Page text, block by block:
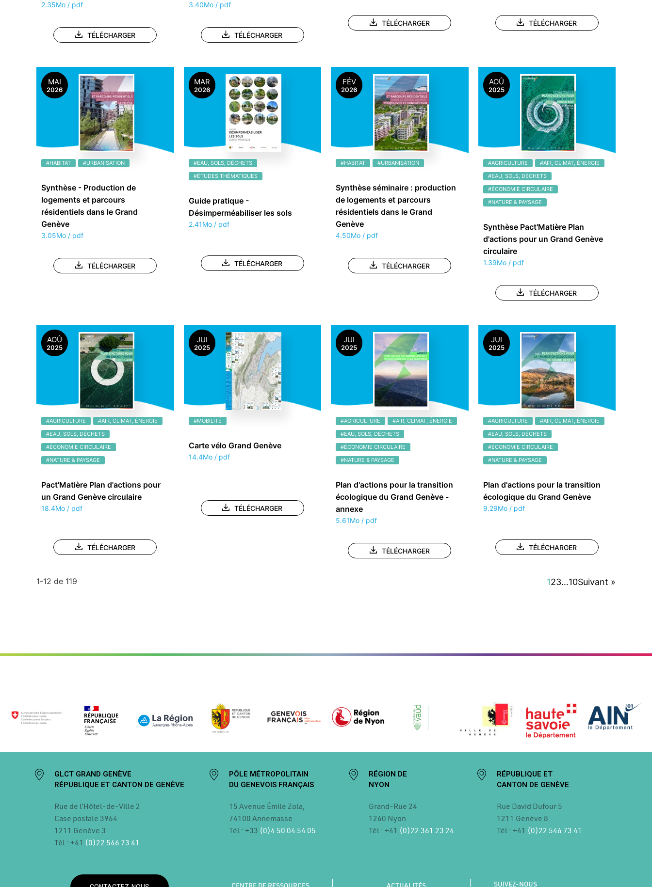
2.35Mo / pdf
TÉLÉCHARGER
3.40Mo / pdf
TÉLÉCHARGER
TÉLÉCHARGER TÉLÉCHARGER
MAI
2026
#HABITAT #URBANISATION
Synthèse - Production de
logements et parcours
résidentiels dans le Grand
Genève
3.05Mo / pdf
TÉLÉCHARGER
MAR
2026
#EAU, SOLS, DÉCHETS
#ÉTUDES THÉMATIQUES
Guide pratique -
Désimperméabiliser les sols
2.41Mo / pdf
TÉLÉCHARGER
FÉV
2026
#HABITAT #URBANISATION
Synthèse séminaire : production
de logements et parcours
résidentiels dans le Grand
Genève
4.50Mo / pdf
TÉLÉCHARGER
AOÛ
2025
#AGRICULTURE
#AIR, CLIMAT, ÉNERGIE
#EAU, SOLS, DÉCHETS
#ÉCONOMIE CIRCULAIRE
#NATURE & PAYSAGE
Synthèse Pact'Matière Plan
d'actions pour un Grand Genève
circulaire
1.39Mo / pdf
TÉLÉCHARGER
AOÛ
2025
#AGRICULTURE
#AIR, CLIMAT, ÉNERGIE
#EAU, SOLS, DÉCHETS
#ÉCONOMIE CIRCULAIRE
#NATURE & PAYSAGE
Pact'Matière Plan d'actions pour
un Grand Genève circulaire
18.4Mo / pdf
TÉLÉCHARGER
JUI
2025
#MOBILITÉ
Carte vélo Grand Genève
14.4Mo / pdf
TÉLÉCHARGER
JUI
2025
#AGRICULTURE
#AIR, CLIMAT, ÉNERGIE
#EAU, SOLS, DÉCHETS
#ÉCONOMIE CIRCULAIRE
#NATURE & PAYSAGE
Plan d'actions pour la transition
écologique du Grand Genève -
annexe
5.61Mo / pdf
TÉLÉCHARGER
JUI
2025
#AGRICULTURE
#AIR, CLIMAT, ÉNERGIE
#EAU, SOLS, DÉCHETS
#ÉCONOMIE CIRCULAIRE
#NATURE & PAYSAGE
Plan d'actions pour la transition
écologique du Grand Genève
9.29Mo / pdf
TÉLÉCHARGER
1-12 de 119 123…10Suivant »
GLCT GRAND GENÈVE
RÉPUBLIQUE ET CANTON DE GENÈVE
Rue de l’Hôtel-de-Ville 2
Case postale 3964
1211 Genève 3
Tél : +41 (0)22 546 73 41
PÔLE MÉTROPOLITAIN
DU GENEVOIS FRANÇAIS
15 Avenue Émile Zola,
74100 Annemasse
Tél : +33 (0)4 50 04 54 05
RÉGION DE
NYON
Grand-Rue 24
1260 Nyon
Tél : +41 (0)22 361 23 24
RÉPUBLIQUE ET
CANTON DE GENÈVE
Rue David Dufour 5
1211 Genève 8
Tél : +41 (0)22 546 73 41
SUIVEZ-NOUS